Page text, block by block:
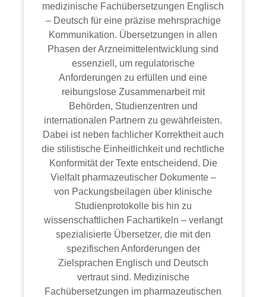
medizinische Fachübersetzungen Englisch
– Deutsch für eine präzise mehrsprachige
Kommunikation. Übersetzungen in allen
Phasen der Arzneimittelentwicklung sind
essenziell, um regulatorische
Anforderungen zu erfüllen und eine
reibungslose Zusammenarbeit mit
Behörden, Studienzentren und
internationalen Partnern zu gewährleisten.
Dabei ist neben fachlicher Korrektheit auch
die stilistische Einheitlichkeit und rechtliche
Konformität der Texte entscheidend. Die
Vielfalt pharmazeutischer Dokumente –
von Packungsbeilagen über klinische
Studienprotokolle bis hin zu
wissenschaftlichen Fachartikeln – verlangt
spezialisierte Übersetzer, die mit den
spezifischen Anforderungen der
Zielsprachen Englisch und Deutsch
vertraut sind. Medizinische
Fachübersetzungen im pharmazeutischen